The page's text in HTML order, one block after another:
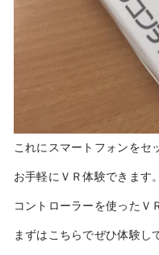
これにスマートフォンをセ
お手軽にＶＲ体験できます。
コントローラーを使ったＶ
まずはこちらでぜひ体験し